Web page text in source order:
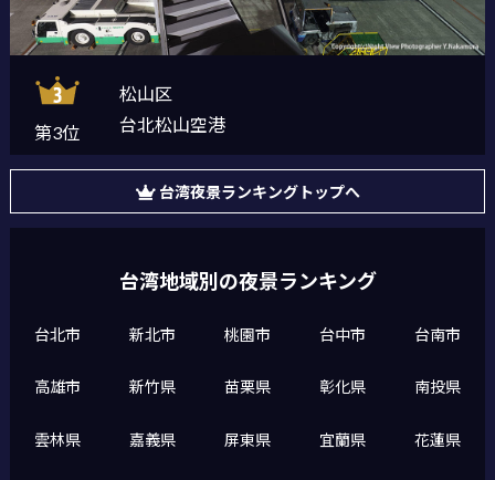
第3位
松山区
台北松山空港
台湾夜景ランキングトップへ
台湾地域別の夜景ランキング
台北市 新北市 桃園市 台中市 台南市
高雄市 新竹県 苗栗県 彰化県 南投県
雲林県 嘉義県 屏東県 宜蘭県 花蓮県